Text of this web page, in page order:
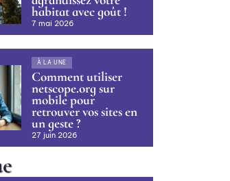
habitat avec goût !
7 mai 2026
À LA UNE
Comment utiliser
netscope.org sur
mobile pour
retrouver vos sites en
un geste ?
27 juin 2026